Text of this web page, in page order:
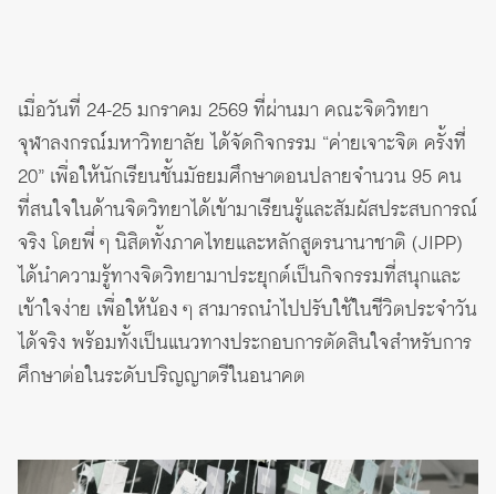
เมื่อวันที่ 24-25 มกราคม 2569 ที่ผ่านมา คณะจิตวิทยา
จุฬาลงกรณ์มหาวิทยาลัย ได้จัดกิจกรรม “ค่ายเจาะจิต ครั้งที่
20” เพื่อให้นักเรียนชั้นมัธยมศึกษาตอนปลายจำนวน 95 คน
ที่สนใจในด้านจิตวิทยาได้เข้ามาเรียนรู้และสัมผัสประสบการณ์
จริง โดยพี่ ๆ นิสิตทั้งภาคไทยและหลักสูตรนานาชาติ (JIPP)
ได้นำความรู้ทางจิตวิทยามาประยุกต์เป็นกิจกรรมที่สนุกและ
เข้าใจง่าย เพื่อให้น้อง ๆ สามารถนำไปปรับใช้ในชีวิตประจำวัน
ได้จริง พร้อมทั้งเป็นแนวทางประกอบการตัดสินใจสำหรับการ
ศึกษาต่อในระดับปริญญาตรีในอนาคต